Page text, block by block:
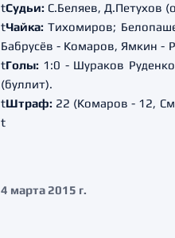
tСудьи: С.Беляев, Д.Петухов
tЧайка: Тихомиров;
Бабрусёв - Комаров, Ямкин -
tГолы: 1:0 - Шураков
(буллит).
tШтраф: 22 (Комаров - 12,
t
4 марта 2015 г.